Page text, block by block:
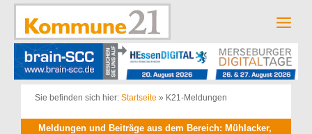
Zum
springen
Sie befinden sich hier: Startseite » K21-Meldungen
Meldungen und Beiträge aus dem Bereich: Mühlacker,